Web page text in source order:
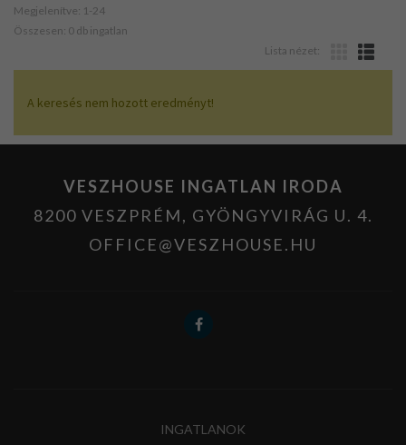
Megjelenítve: 1-24
Összesen: 0 db ingatlan
Lista nézet:
A keresés nem hozott eredményt!
VESZHOUSE INGATLAN IRODA
8200 VESZPRÉM, GYÖNGYVIRÁG U. 4.
OFFICE@VESZHOUSE.HU
INGATLANOK